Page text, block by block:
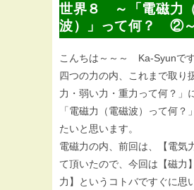
世界８ ～「電磁力
波）」って何？ ②～
こんちは～～～ Ka-Syunです
四つの力の内、これまで取り
力・弱い力・重力って何？」
「電磁力（電磁波）って何？
たいと思います。
電磁力の内、前回は、【電気
て頂いたので、今回は【磁力
力】というコトバですぐに思